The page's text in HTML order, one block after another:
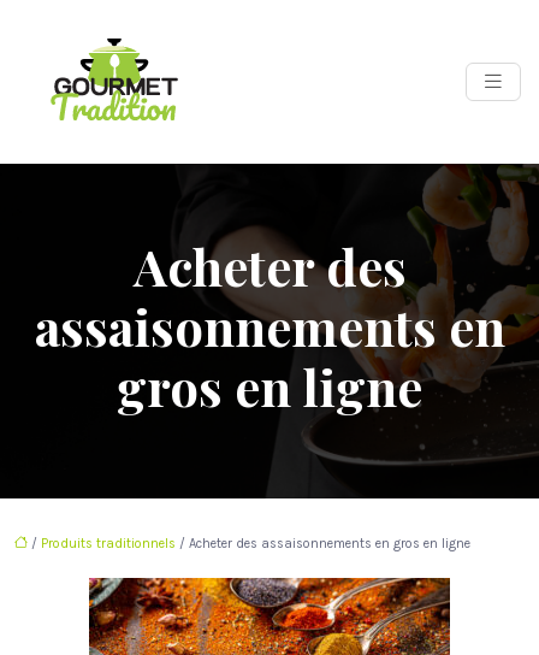
Acheter des
assaisonnements en
gros en ligne
/ Produits traditionnels / Acheter des assaisonnements en gros en ligne